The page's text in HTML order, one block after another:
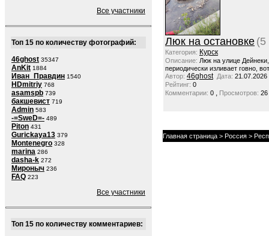
Все участники
Топ 15 по количеству фотографий:
46ghost 35347
AnKit 1884
Иван_Правдин 1540
HDmitriy 768
asamspb 739
бакшевист 719
Admin 583
-=SweD=- 489
Piton 431
Gurickaya13 379
Montenegro 328
marina 286
dasha-k 272
Мироныч 236
FAQ 223
Все участники
Топ 15 по количеству комментариев:
Люк на остановке (5
Категория: Курск
Описание: Люк на улице
периодически изливает говно,
Автор: 46ghost Дата: 21.07.2026
Рейтинг: 0
Комментарии: 0 , Просмотров: 26
Главная страница > Россия >